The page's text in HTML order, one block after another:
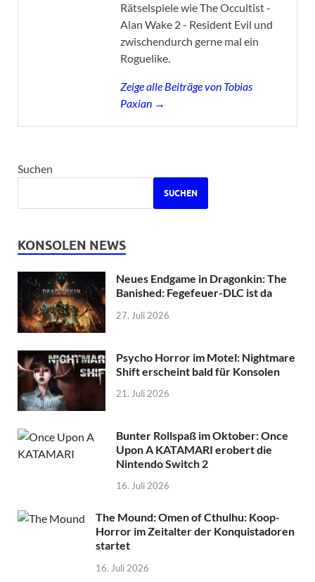
Rätselspiele wie The Occultist -
Alan Wake 2 - Resident Evil und
zwischendurch gerne mal ein
Roguelike.
Zeige alle Beiträge von Tobias
Paxian →
Suchen
SUCHEN
KONSOLEN NEWS
Neues Endgame in Dragonkin: The
Banished: Fegefeuer-DLC ist da
27. Juli 2026
Psycho Horror im Motel: Nightmare
Shift erscheint bald für Konsolen
21. Juli 2026
Bunter Rollspaß im Oktober: Once
Upon A KATAMARI erobert die
Nintendo Switch 2
16. Juli 2026
The Mound: Omen of Cthulhu: Koop-
Horror im Zeitalter der Konquistadoren
startet
16. Juli 2026